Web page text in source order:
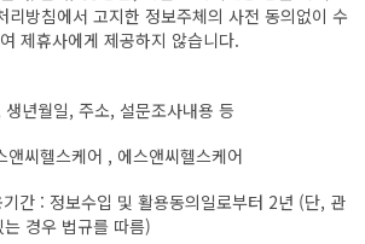
리방침에서 고지한 정보주체의 사전 동의없이 수
제휴사에게 제공하지 않습니다.
년월일, 주소, 설문조사내용 등
씨헬스케어 , 에스앤씨헬스케어
간 : 정보수입 및 활용동의일로부터 2년 (단, 관
경우 법규를 따름)